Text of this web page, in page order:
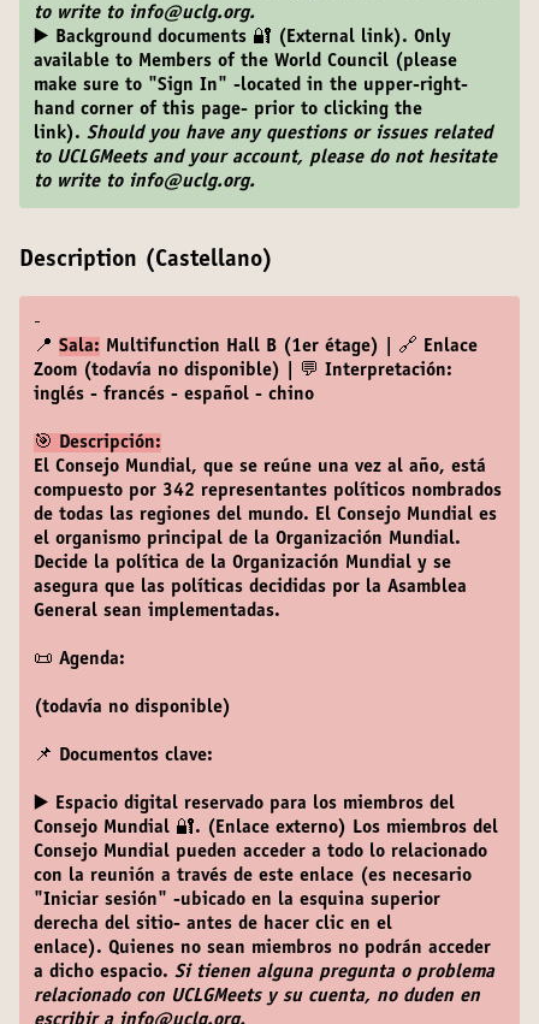
to write to info@uclg.org.
▶️ Background documents 🔐 (External link). Only
available to Members of the World Council (please
make sure to "Sign In" -located in the upper-right-
hand corner of this page- prior to clicking the
link). Should you have any questions or issues related
to UCLGMeets and your account, please do not hesitate
to write to info@uclg.org.
Description (Castellano)
-
📍 Sala: Multifunction Hall B (1er étage) | 🔗 Enlace
Zoom (todavía no disponible) | 💬 Interpretación:
inglés - francés - español - chino
🎯 Descripción:
El Consejo Mundial, que se reúne una vez al año, está
compuesto por 342 representantes políticos nombrados
de todas las regiones del mundo. El Consejo Mundial es
el organismo principal de la Organización Mundial.
Decide la política de la Organización Mundial y se
asegura que las políticas decididas por la Asamblea
General sean implementadas.
📜 Agenda:
(todavía no disponible)
📌 Documentos clave:
▶️ Espacio digital reservado para los miembros del
Consejo Mundial 🔐. (Enlace externo) Los miembros del
Consejo Mundial pueden acceder a todo lo relacionado
con la reunión a través de este enlace (es necesario
"Iniciar sesión" -ubicado en la esquina superior
derecha del sitio- antes de hacer clic en el
enlace). Quienes no sean miembros no podrán acceder
a dicho espacio. Si tienen alguna pregunta o problema
relacionado con UCLGMeets y su cuenta, no duden en